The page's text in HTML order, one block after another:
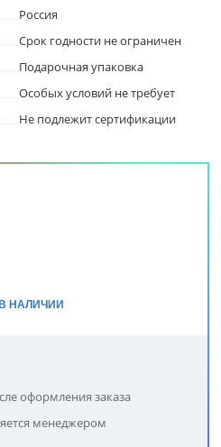
Россия
Срок годности не ограничен
Подарочная упаковка
Особых условий не требует
Не подлежит сертификации
НАЛИЧИИ
оформления заказа
менеджером